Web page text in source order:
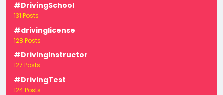
#DrivingSchool
131 Posts
#drivinglicense
128 Posts
#DrivingInstructor
127 Posts
#DrivingTest
124 Posts